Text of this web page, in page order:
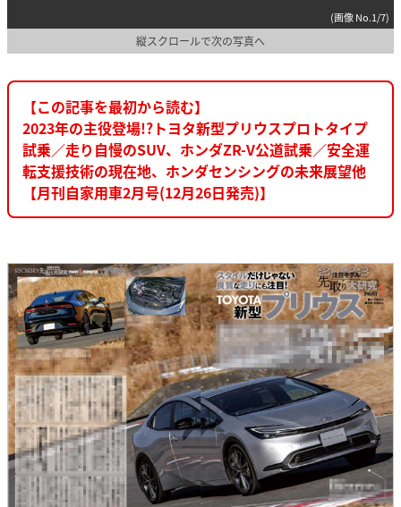
(画像 No.1/7)
縦スクロールで次の写真へ
【この記事を最初から読む】
2023年の主役登場!?トヨタ新型プリウスプロトタイプ
試乗／走り自慢のSUV、ホンダZR-V公道試乗／安全運
転支援技術の現在地、ホンダセンシングの未来展望他
【月刊自家用車2月号(12月26日発売)】